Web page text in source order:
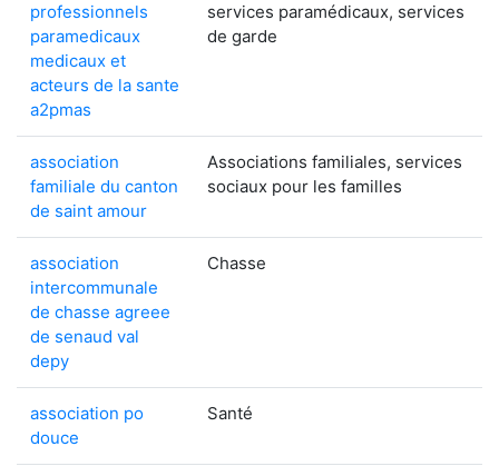
professionnels
paramedicaux
medicaux et
acteurs de la sante
a2pmas
services paramédicaux, services
de garde
association
familiale du canton
de saint amour
Associations familiales, services
sociaux pour les familles
association
intercommunale
de chasse agreee
de senaud val
depy
Chasse
association po
douce
Santé